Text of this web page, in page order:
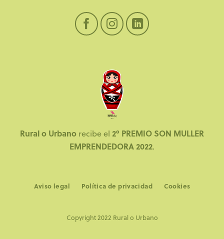
Rural o Urbano recibe el 2º PREMIO SON MULLER
EMPRENDEDORA 2022.
Aviso legal Política de privacidad Cookies
Copyright 2022 Rural o Urbano